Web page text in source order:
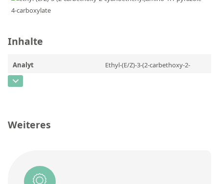
Vertretungen im Ausland
DIN EN ISO 9001:2015 Zertifizierung
Karriere bei Labmix24
Inhalte
Analyt
Ethyl-(E/Z)-3-(2-carbethoxy-2-
Konzentration
Methode
Weiteres